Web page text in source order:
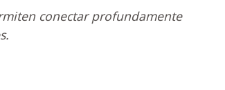
conectar profundamente